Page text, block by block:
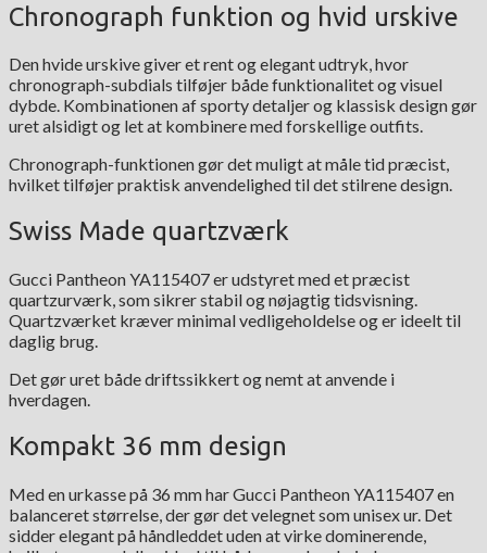
Chronograph funktion og hvid urskive
Den hvide urskive giver et rent og elegant udtryk, hvor
chronograph-subdials tilføjer både funktionalitet og visuel
dybde. Kombinationen af sporty detaljer og klassisk design gør
uret alsidigt og let at kombinere med forskellige outfits.
Chronograph-funktionen gør det muligt at måle tid præcist,
hvilket tilføjer praktisk anvendelighed til det stilrene design.
Swiss Made quartzværk
Gucci Pantheon YA115407 er udstyret med et præcist
quartzurværk, som sikrer stabil og nøjagtig tidsvisning.
Quartzværket kræver minimal vedligeholdelse og er ideelt til
daglig brug.
Det gør uret både driftssikkert og nemt at anvende i
hverdagen.
Kompakt 36 mm design
Med en urkasse på 36 mm har Gucci Pantheon YA115407 en
balanceret størrelse, der gør det velegnet som unisex ur. Det
sidder elegant på håndleddet uden at virke dominerende,